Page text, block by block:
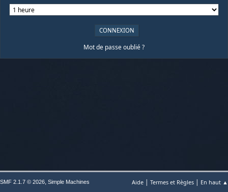
Mot de passe oublié ?
Aide | Termes et Règles | En haut ▲
SMF 2.1.7 © 2026, Simple Machines